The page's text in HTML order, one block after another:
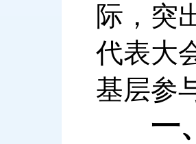
际，突
代表大
基层参
一